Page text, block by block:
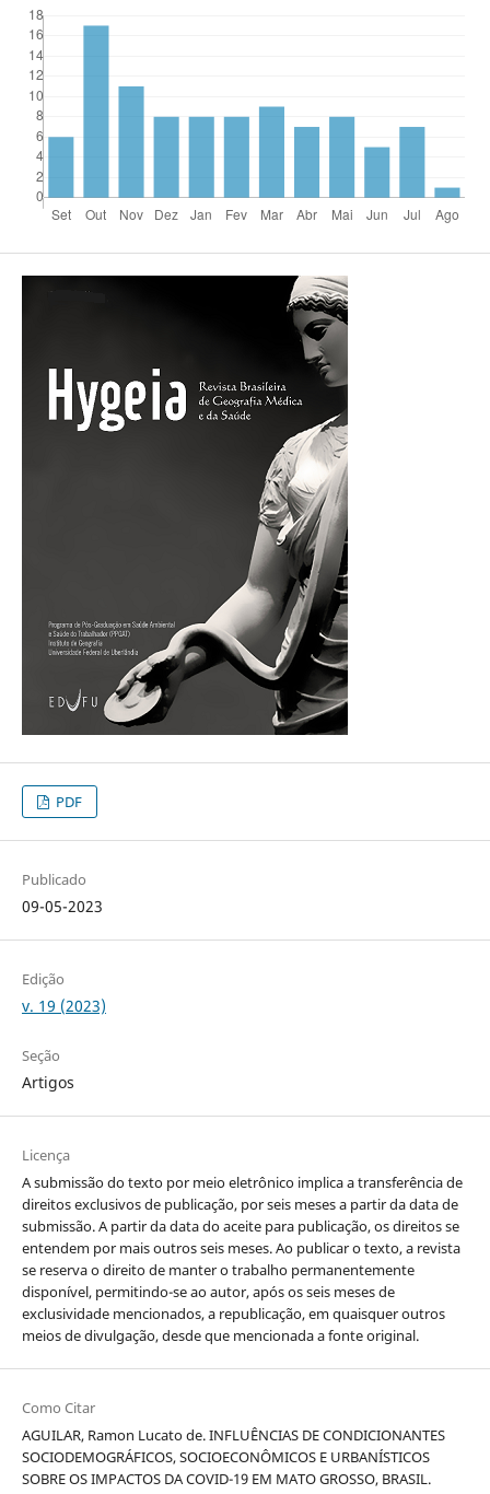
PDF
Publicado
09-05-2023
Edição
v. 19 (2023)
Seção
Artigos
Licença
A submissão do texto por meio eletrônico implica a transferência de
direitos exclusivos de publicação, por seis meses a partir da data de
submissão. A partir da data do aceite para publicação, os direitos se
entendem por mais outros seis meses. Ao publicar o texto, a revista
se reserva o direito de manter o trabalho permanentemente
disponível, permitindo-se ao autor, após os seis meses de
exclusividade mencionados, a republicação, em quaisquer outros
meios de divulgação, desde que mencionada a fonte original.
Como Citar
AGUILAR, Ramon Lucato de. INFLUÊNCIAS DE CONDICIONANTES
SOCIODEMOGRÁFICOS, SOCIOECONÔMICOS E URBANÍSTICOS
SOBRE OS IMPACTOS DA COVID-19 EM MATO GROSSO, BRASIL.